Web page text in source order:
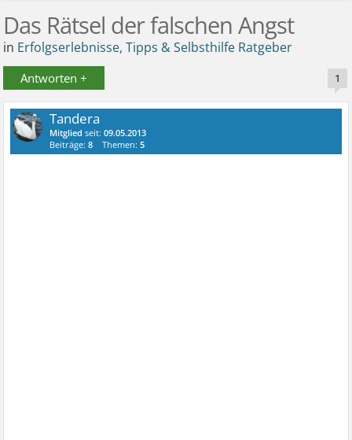
Das Rätsel der falschen Angst
in Erfolgserlebnisse, Tipps & Selbsthilfe Ratgeber
Antworten + 1
Tandera
Mitglied seit:09.05.2013
Beiträge:8 Themen:5